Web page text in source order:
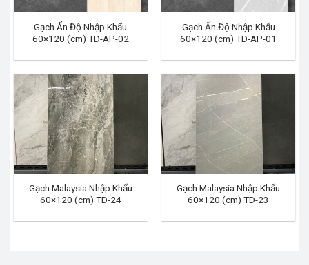
Gạch Ấn Độ Nhập Khẩu
60×120 (cm) TD-AP-02
Gạch Ấn Độ Nhập Khẩu
60×120 (cm) TD-AP-01
Gạch Malaysia Nhập Khẩu
60×120 (cm) TD-24
Gạch Malaysia Nhập Khẩu
60×120 (cm) TD-23